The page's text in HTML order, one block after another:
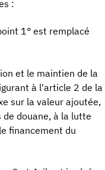
:
1° est remplacé
et le maintien de la
à l'article 2 de la
sur la valeur ajoutée,
douane, à la lutte
financement du